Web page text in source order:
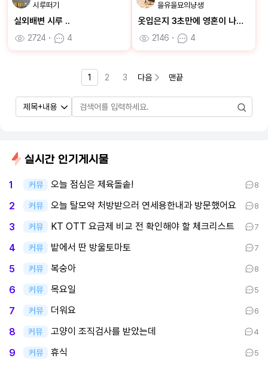
시루떠기
실외배변 시루 ..
2724 ㆍ 4
을유을묘의냥생
옷입은지 3초만에 영혼이 나가버린 을묘
2146 ㆍ 4
1 2 3 다음 맨끝
실시간 인기게시물
1 커뮤 오늘 점심은 제육돌솥! 8
2 커뮤 오늘 탈모약 처방받으러 연세용한내과 방문했어요 8
3 커뮤 KT OTT 요금제 비교 전 확인해야 할 체크리스트 7
4 커뮤 밭에서 딴 방울토마토 7
5 커뮤 복숭아 8
6 커뮤 목요일 5
7 커뮤 더워요 6
8 커뮤 고양이 조직검사를 받았는데 4
9 커뮤 휴식 5